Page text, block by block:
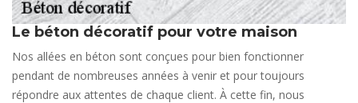
Le béton décoratif pour votre maison
Nos allées en béton sont conçues pour bien fonctionner
pendant de nombreuses années à venir et pour toujours
répondre aux attentes de chaque client. À cette fin, nous